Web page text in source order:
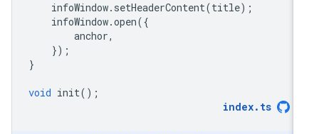
infoWindow.setHeaderContent(title
infoWindow.open
anchor
void init
index. ts